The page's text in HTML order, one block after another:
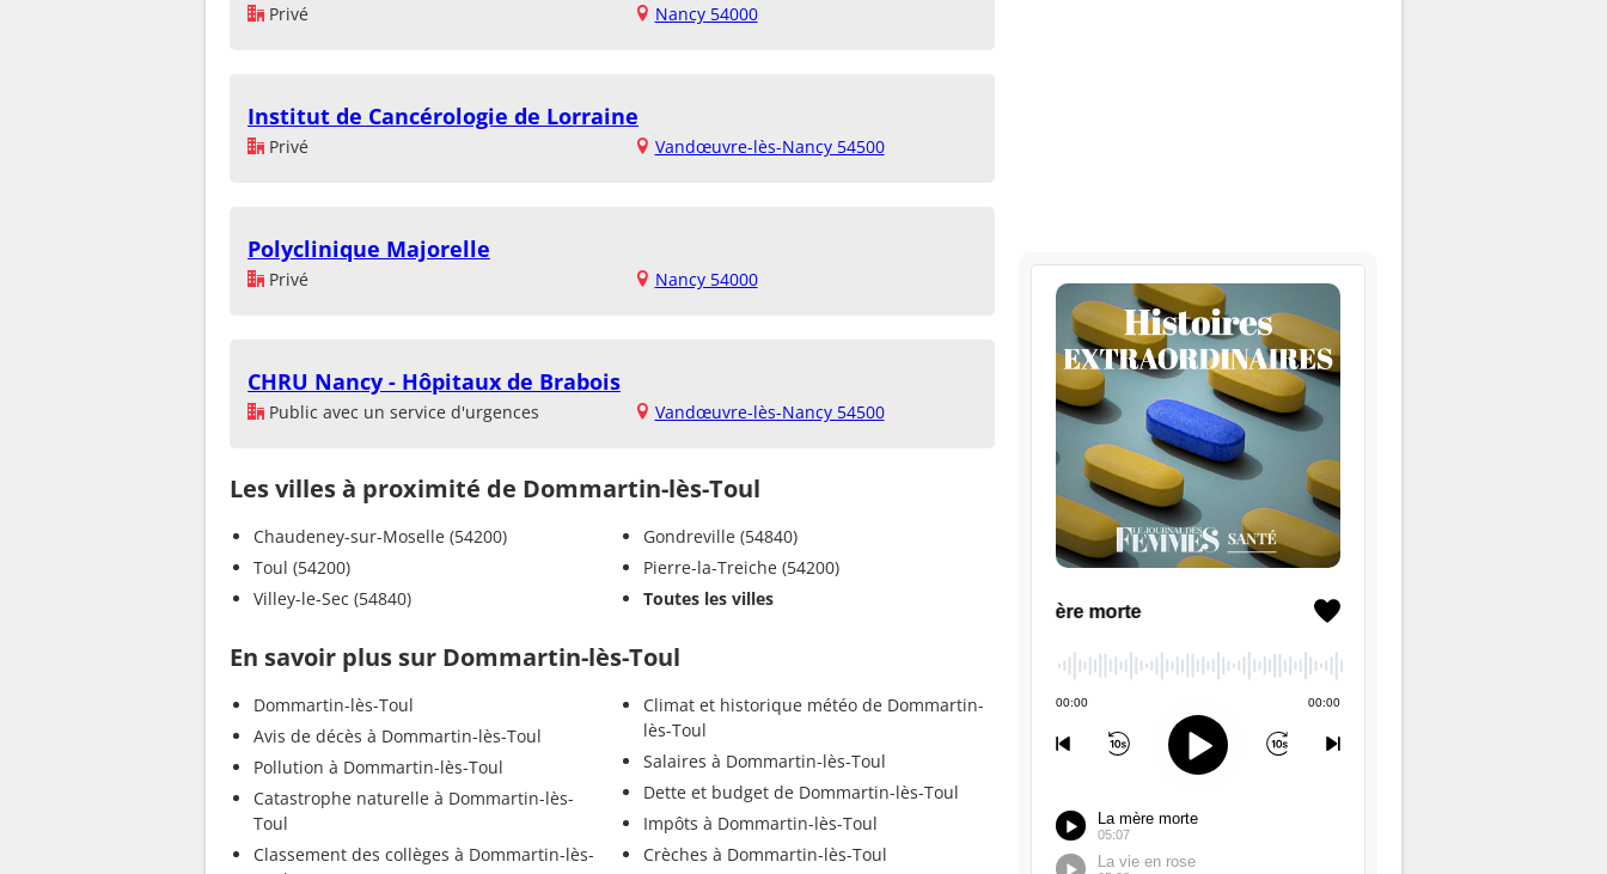
Privé Nancy 54000
Institut de Cancérologie de Lorraine
Privé Vandœuvre-lès-Nancy 54500
Polyclinique Majorelle
Privé Nancy 54000
CHRU Nancy - Hôpitaux de Brabois
Public avec un service d'urgences Vandœuvre-lès-Nancy 54500
Les villes à proximité de Dommartin-lès-Toul
Chaudeney-sur-Moselle (54200)
Toul (54200)
Villey-le-Sec (54840)
Gondreville (54840)
Pierre-la-Treiche (54200)
Toutes les villes
En savoir plus sur Dommartin-lès-Toul
Dommartin-lès-Toul
Avis de décès à Dommartin-lès-Toul
Pollution à Dommartin-lès-Toul
Catastrophe naturelle à Dommartin-lès-
Toul
Classement des collèges à Dommartin-lès-
Climat et historique météo de Dommartin-
lès-Toul
Salaires à Dommartin-lès-Toul
Dette et budget de Dommartin-lès-Toul
Impôts à Dommartin-lès-Toul
Crèches à Dommartin-lès-Toul